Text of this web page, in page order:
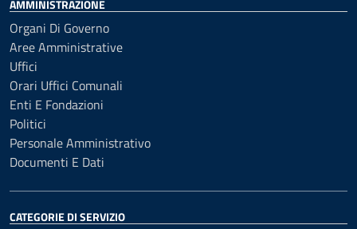
AMMINISTRAZIONE
Organi Di Governo
Aree Amministrative
Uffici
Orari Uffici Comunali
Enti E Fondazioni
Politici
Personale Amministrativo
Documenti E Dati
CATEGORIE DI SERVIZIO